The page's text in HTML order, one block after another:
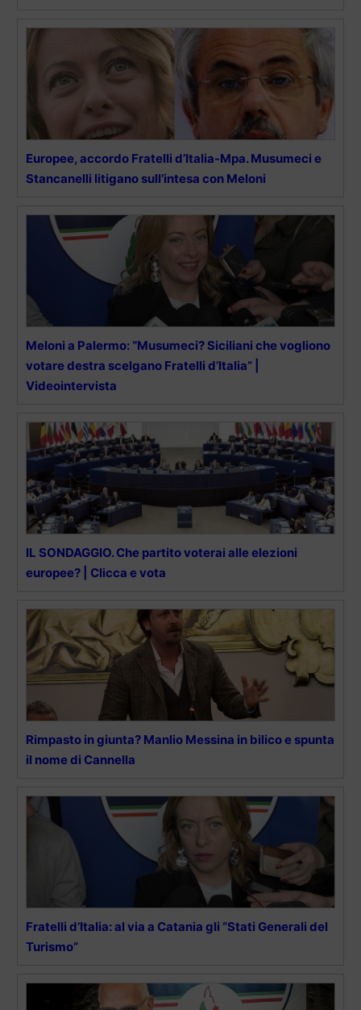
Europee, accordo Fratelli d’Italia-Mpa. Musumeci e
Stancanelli litigano sull’intesa con Meloni
Meloni a Palermo: “Musumeci? Siciliani che vogliono
votare destra scelgano Fratelli d’Italia” |
Videointervista
IL SONDAGGIO. Che partito voterai alle elezioni
europee? | Clicca e vota
Rimpasto in giunta? Manlio Messina in bilico e spunta
il nome di Cannella
Fratelli d’Italia: al via a Catania gli “Stati Generali del
Turismo”